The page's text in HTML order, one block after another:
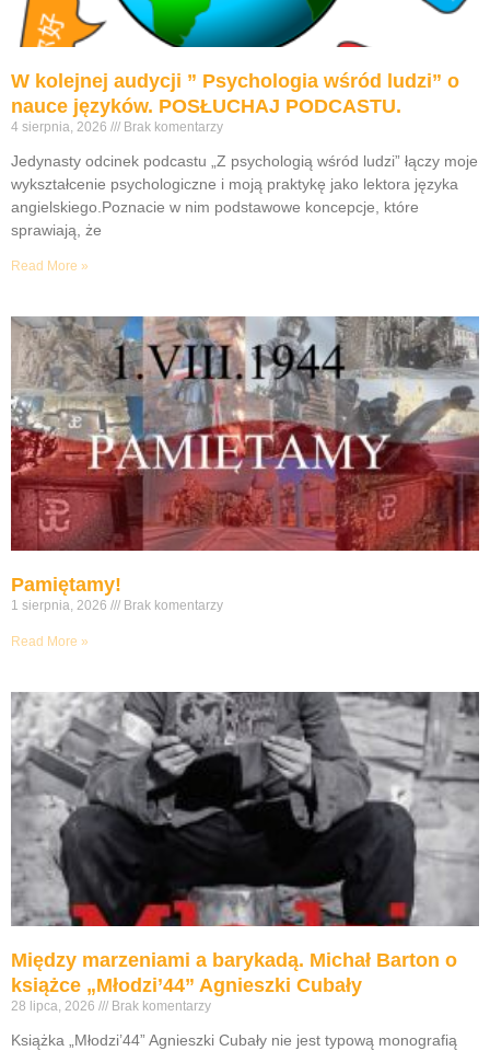
W kolejnej audycji ” Psychologia wśród ludzi” o
nauce języków. POSŁUCHAJ PODCASTU.
4 sierpnia, 2026 Brak komentarzy
Jedynasty odcinek podcastu „Z psychologią wśród ludzi” łączy moje
wykształcenie psychologiczne i moją praktykę jako lektora języka
angielskiego.Poznacie w nim podstawowe koncepcje, które
sprawiają, że
Read More »
Pamiętamy!
1 sierpnia, 2026 Brak komentarzy
Read More »
Między marzeniami a barykadą. Michał Barton o
książce „Młodzi’44” Agnieszki Cubały
28 lipca, 2026 Brak komentarzy
Książka „Młodzi’44” Agnieszki Cubały nie jest typową monografią